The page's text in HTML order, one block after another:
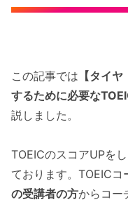
この記事では 【タイ
するために必要な
説しました。
TOEICのスコアUPをし
ております。TOEICコ
の受講者の方からコー